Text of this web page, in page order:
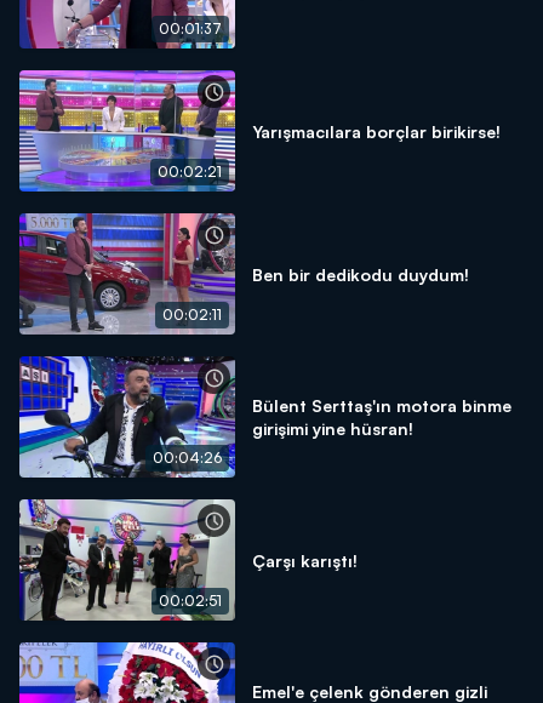
00:01:37
00:02:21
Yarışmacılara borçlar birikirse!
00:02:11
Ben bir dedikodu duydum!
00:04:26
Bülent Serttaş'ın motora binme
girişimi yine hüsran!
00:02:51
Çarşı karıştı!
Emel'e çelenk gönderen gizli